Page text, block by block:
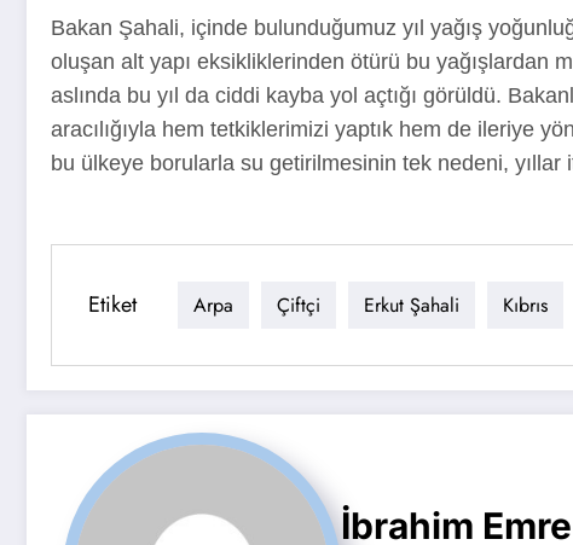
Bakan Şahali, içinde bulunduğumuz yıl yağış
oluşan alt yapı eksikliklerinden ötürü bu yağışlardan
aslında bu yıl da ciddi kayba yol açtığı görüldü.
aracılığıyla hem tetkiklerimizi yaptık hem de ileriye
bu ülkeye borularla su getirilmesinin tek nedeni, yıllar
Etiket Arpa Çiftçi Erkut Şahali Kıbrıs
İbrahim